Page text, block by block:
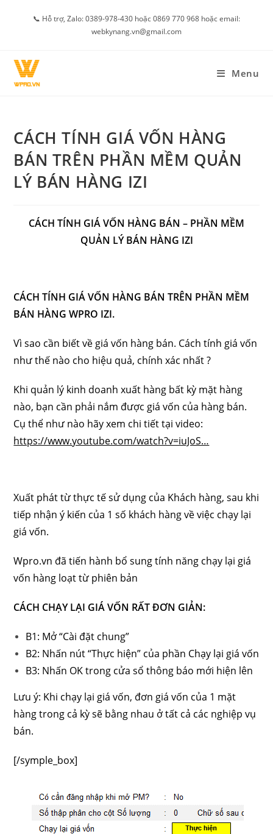
📞 Hỗ trợ, Zalo: 0389-978-430 hoặc 0869 770 968 hoặc email:
webkynang.vn@gmail.com
Menu
CÁCH TÍNH GIÁ VỐN HÀNG
BÁN TRÊN PHẦN MỀM QUẢN
LÝ BÁN HÀNG IZI
CÁCH TÍNH GIÁ VỐN HÀNG BÁN – PHẦN MỀM
QUẢN LÝ BÁN HÀNG IZI
CÁCH TÍNH GIÁ VỐN HÀNG BÁN TRÊN PHẦN MỀM
BÁN HÀNG WPRO IZI.
Vì sao cần biết về giá vốn hàng bán. Cách tính giá vốn
như thế nào cho hiệu quả, chính xác nhất ?
Khi quản lý kinh doanh xuất hàng bất kỳ mặt hàng
nào, bạn cần phải nắm được giá vốn của hàng bán.
Cụ thể như nào hãy xem chi tiết tại video:
https://www.youtube.com/watch?v=iuJoS…
Xuất phát từ thực tế sử dụng của Khách hàng, sau khi
tiếp nhận ý kiến của 1 số khách hàng về việc chạy lại
giá vốn.
Wpro.vn đã tiến hành bổ sung tính năng chạy lại giá
vốn hàng loạt từ phiên bản
CÁCH CHẠY LẠI GIÁ VỐN RẤT ĐƠN GIẢN:
B1: Mở “Cài đặt chung”
B2: Nhấn nút “Thực hiện” của phần Chạy lại giá vốn
B3: Nhấn OK trong cửa sổ thông báo mới hiện lên
Lưu ý: Khi chạy lại giá vốn, đơn giá vốn của 1 mặt
hàng trong cả kỳ sẽ bằng nhau ở tất cả các nghiệp vụ
bán.
[/symple_box]